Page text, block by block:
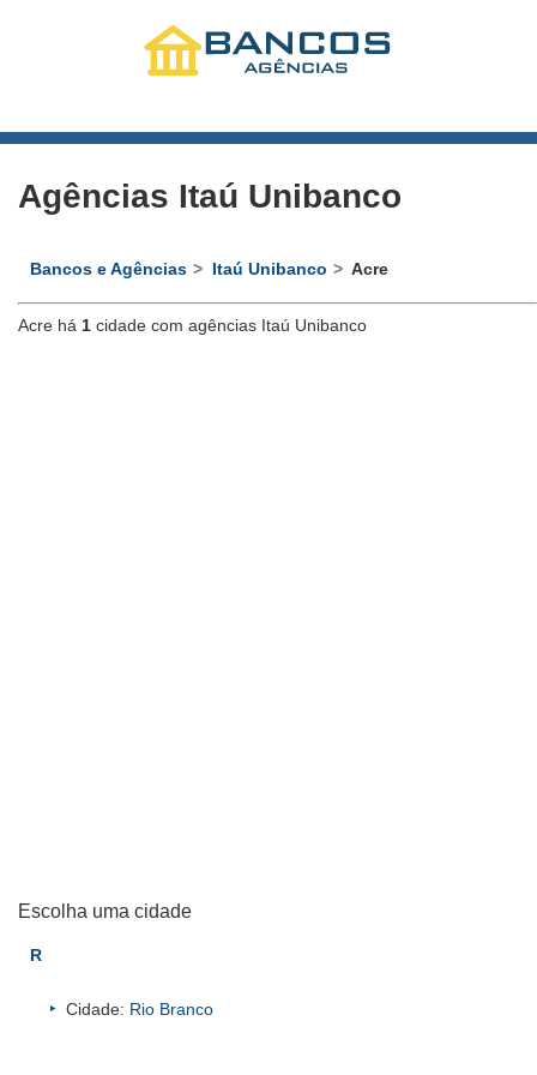
Agências Itaú Unibanco
Bancos e Agências Itaú Unibanco Acre
Acre há 1 cidade com agências Itaú Unibanco
Escolha uma cidade
R
Cidade: Rio Branco